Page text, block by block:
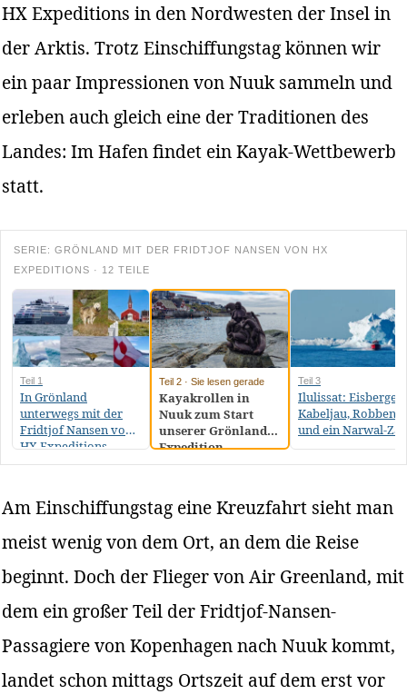
HX Expeditions in den Nordwesten der Insel in
der Arktis. Trotz Einschiffungstag können wir
ein paar Impressionen von Nuuk sammeln und
erleben auch gleich eine der Traditionen des
Landes: Im Hafen findet ein Kayak-Wettbewerb
statt.
SERIE: GRÖNLAND MIT DER FRIDTJOF NANSEN VON HX
EXPEDITIONS · 12 TEILE
Teil 1
In Grönland
unterwegs mit der
Fridtjof Nansen von
HX Expeditions
Teil 2 · Sie lesen gerade
Kayakrollen in
Nuuk zum Start
unserer Grönland-
Expedition
Teil 3
Ilulissat: Eisberge,
Kabeljau,
und ein Narwal-
Am Einschiffungstag eine Kreuzfahrt sieht man
meist wenig von dem Ort, an dem die Reise
beginnt. Doch der Flieger von Air Greenland, mit
dem ein großer Teil der Fridtjof-Nansen-
Passagiere von Kopenhagen nach Nuuk kommt,
landet schon mittags Ortszeit auf dem erst vor